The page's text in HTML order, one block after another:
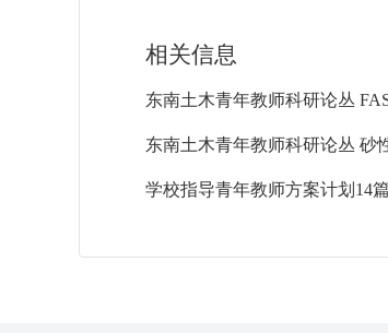
相关信息
学校指导青年教师方案计划14篇